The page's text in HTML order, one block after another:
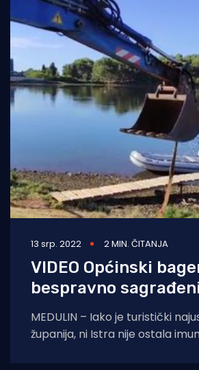
13 srp. 2022 2 MIN. ČITANJA
VIDEO Općinski
bespravno
MEDULIN – Iako je turistički
županija, ni Istra nije ostala